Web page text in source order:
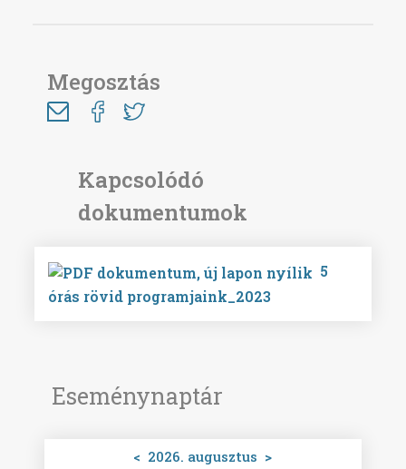
Eseménynaptár
< 2026. augusztus >
Megosztás
5
órás rövid programjaink_2023